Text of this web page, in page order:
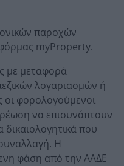
παροχών
myProperty.
με μεταφορά
λογαριασμών ή
οι φορολογούμενοι
να επισυνάπτουν
που
Η
φάση από την ΑΑΔΕ